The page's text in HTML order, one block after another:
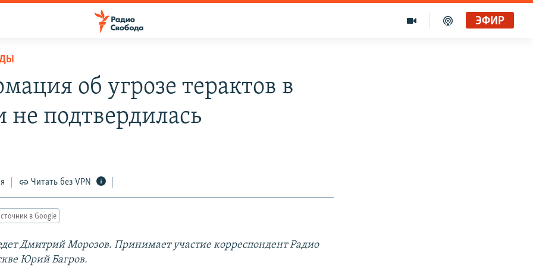
ЭФИР
об угрозе терактов в
не подтвердилась
Читать без VPN
в Google
Дмитрий Морозов. Принимает участие корреспондент Радио
Юрий Багров.